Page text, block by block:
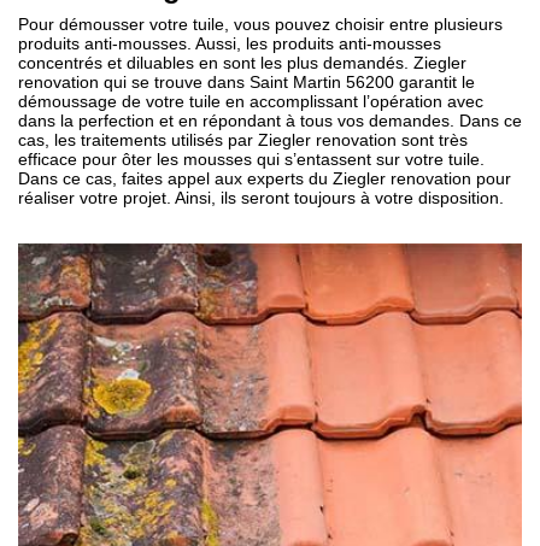
Pour démousser votre tuile, vous pouvez choisir entre plusieurs
produits anti-mousses. Aussi, les produits anti-mousses
concentrés et diluables en sont les plus demandés. Ziegler
renovation qui se trouve dans Saint Martin 56200 garantit le
démoussage de votre tuile en accomplissant l’opération avec
dans la perfection et en répondant à tous vos demandes. Dans ce
cas, les traitements utilisés par Ziegler renovation sont très
efficace pour ôter les mousses qui s’entassent sur votre tuile.
Dans ce cas, faites appel aux experts du Ziegler renovation pour
réaliser votre projet. Ainsi, ils seront toujours à votre disposition.